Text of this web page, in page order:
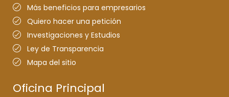
Más beneficios para empresarios
Quiero hacer una petición
Investigaciones y Estudios
Ley de Transparencia
Mapa del sitio
Oficina Principal